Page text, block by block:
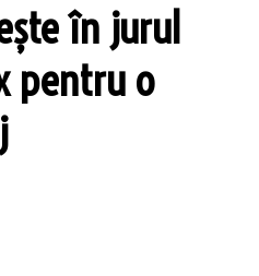
în jurul
pentru o